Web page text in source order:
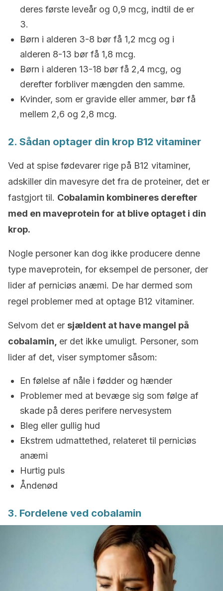
deres første leveår og 0,9 mcg, indtil de er
3.
Børn i alderen 3-8 bør få 1,2 mcg og i
alderen 8-13 bør få 1,8 mcg.
Børn i alderen 13-18 bør få 2,4 mcg, og
derefter forbliver mængden den samme.
Kvinder, som er gravide eller ammer, bør få
mellem 2,6 og 2,8 mcg.
2. Sådan optager din krop B12 vitaminer
Ved at spise fødevarer rige på B12 vitaminer,
adskiller din mavesyre det fra de proteiner, det er
fastgjort til. Cobalamin kombineres derefter
med en maveprotein for at blive optaget i din
krop.
Nogle personer kan dog ikke producere denne
type maveprotein, for eksempel de personer, der
lider af perniciøs anæmi. De har dermed som
regel problemer med at optage B12 vitaminer.
Selvom det er sjældent at have mangel på
cobalamin, er det ikke umuligt. Personer, som
lider af det, viser symptomer såsom:
En følelse af nåle i fødder og hænder
Problemer med at bevæge sig som følge af
skade på deres perifere nervesystem
Bleg eller gullig hud
Ekstrem udmattethed, relateret til perniciøs
anæmi
Hurtig puls
Åndenød
3. Fordelene ved cobalamin